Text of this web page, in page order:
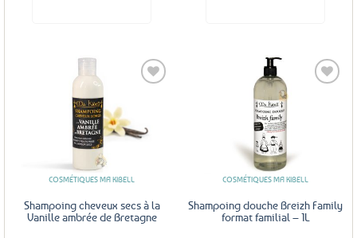
aux
favoris
COSMÉTIQUES MA KIBELL
Shampoing cheveux secs à la
Vanille ambrée de Bretagne
COSMÉTIQUES MA KIBELL
Shampoing douche Breizh Family
format familial – 1L